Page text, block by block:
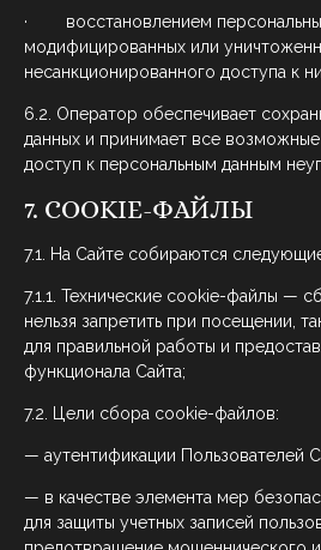
· восстановлением
модифицированных или
несанкционированного доступа к
6.2. Оператор обеспечивает
данных и принимает все
доступ к персональным данным
7. COOKIE-ФАЙЛЫ
7.1. На Сайте собираются
7.1.1. Технические сookie-файлы —
нельзя запретить при посещении,
для правильной работы и
функционала Сайта;
7.2. Цели сбора cookie-файлов:
— аутентификации Пользователей
— в качестве элемента мер
для защиты учетных записей